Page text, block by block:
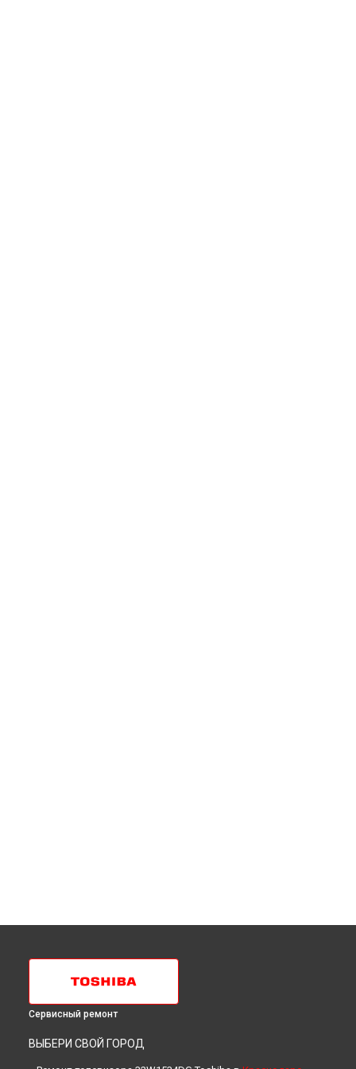
Сервисный ремонт
ВЫБЕРИ СВОЙ ГОРОД